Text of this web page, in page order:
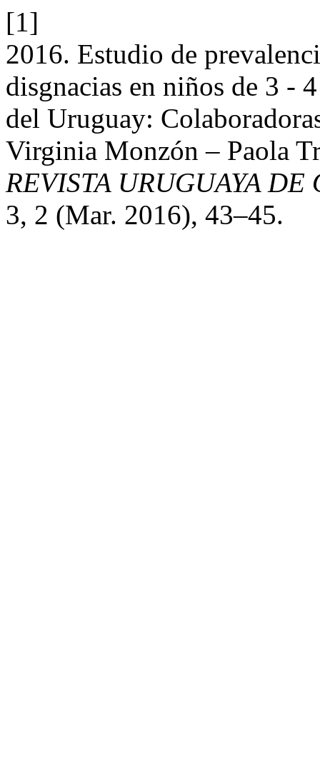
[1]
2016. Estudio de
disgnacias en niños de 3 -
del Uruguay:
Virginia Monzón – Paola
REVISTA URUGUAYA
3, 2 (Mar. 2016), 43–45.